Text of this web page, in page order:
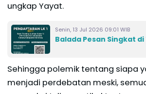
ungkap Yayat.
Senin, 13 Jul 2026 09:01 WIB
Balada Pesan Singkat
Sehingga polemik tentang siapa
menjadi perdebatan meski,